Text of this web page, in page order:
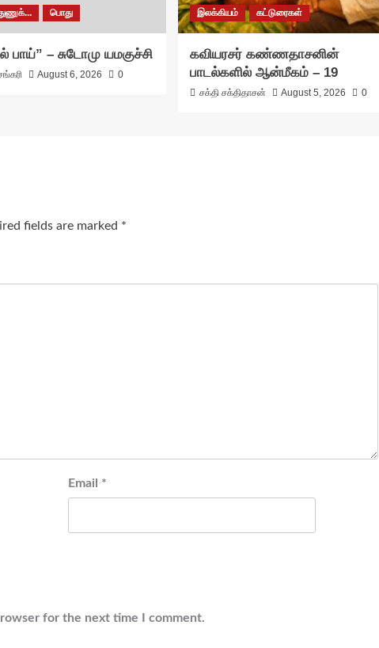
பொது
பாய்” – சுடோமு யமகுச்சி
August 6, 2026 0
இலக்கியம் கட்டுரைகள்
கவியரசர் கண்ணதாசனின்
பாடல்களில் ஆன்மீகம் – 19
சக்தி சக்திதாசன் August 5, 2026 0
fields are marked *
Email *
for the next time I comment.